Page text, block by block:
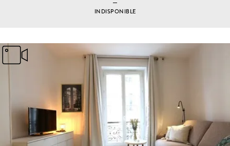
INDISPONIBLE